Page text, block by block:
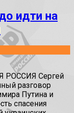
идти на
РОССИЯ Сергей
разговор
Путина и
спасения